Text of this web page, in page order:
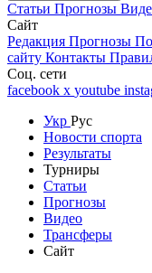
Статьи Прогнозы
Сайт
Редакция Прогнозы
сайту Контакты
Соц. сети
facebook x youtube
Укр Рус
Новости спорта
Результаты
Турниры
Статьи
Прогнозы
Видео
Трансферы
Сайт